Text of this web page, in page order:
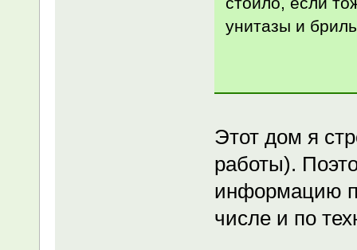
унитазы и
Этот дом я
работы).
информацию
числе и по